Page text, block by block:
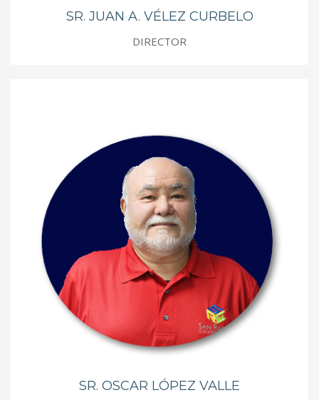
SR. JUAN A. VÉLEZ CURBELO
DIRECTOR
SR. OSCAR LÓPEZ VALLE